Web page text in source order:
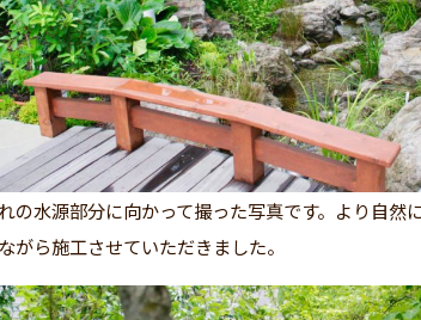
の水源部分に向かって撮った写真です。より自
がら施工させていただきました。